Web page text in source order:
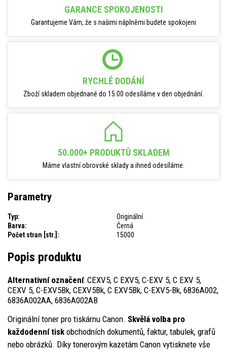
GARANCE SPOKOJENOSTI
Garantujeme Vám, že s našimi náplněmi budete spokojeni
RYCHLÉ DODÁNÍ
Zboží skladem objednané do 15:00 odesíláme v den objednání.
50.000+ PRODUKTŮ SKLADEM
Máme vlastní obrovské sklady a ihned odesíláme.
Parametry
Typ:
Originální
Barva:
Černá
Počet stran [str.]:
15000
Popis produktu
Alternativní označení: CEXV5, C EXV5, C-EXV 5, C EXV 5,
CEXV 5, C-EXV5Bk, CEXV5Bk, C EXV5Bk, C-EXV5-Bk, 6836A002,
6836A002AA, 6836A002AB
Originální toner pro tiskárnu Canon. Skvělá volba pro
každodenní tisk obchodních dokumentů, faktur, tabulek, grafů
nebo obrázků. Díky tonerovým kazetám Canon vytisknete vše